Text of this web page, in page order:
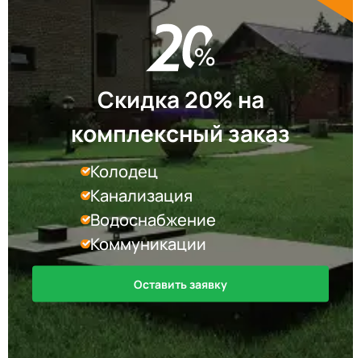
Скидка 20% на
комплексный заказ
Колодец
Канализация
Водоснабжение
Коммуникации
Оставить заявку